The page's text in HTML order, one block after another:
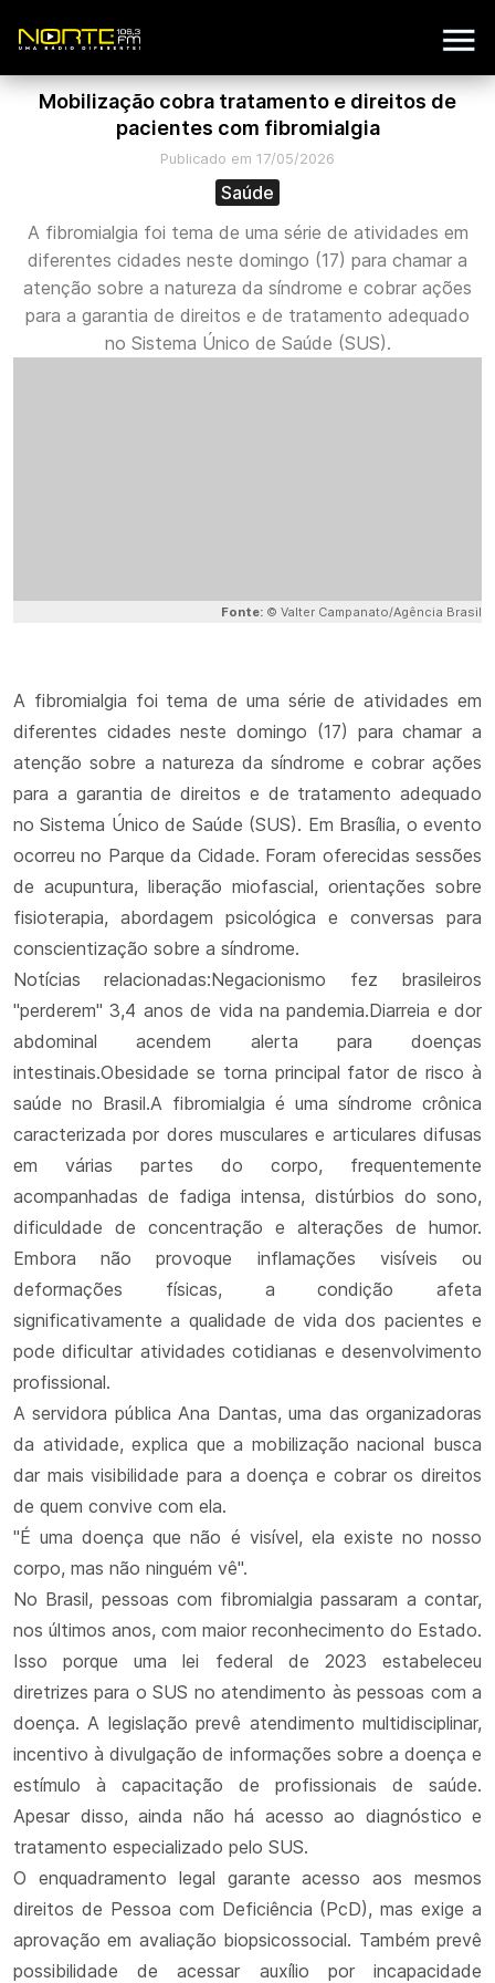
Mobilização cobra tratamento e direitos de
pacientes com fibromialgia
Publicado em 17/05/2026
Saúde
A fibromialgia foi tema de uma série de atividades em
diferentes cidades neste domingo (17) para chamar a
atenção sobre a natureza da síndrome e cobrar ações
para a garantia de direitos e de tratamento adequado
no Sistema Único de Saúde (SUS).
Fonte: © Valter Campanato/Agência Brasil
A fibromialgia foi tema de uma série de atividades em
diferentes cidades neste domingo (17) para chamar a
atenção sobre a natureza da síndrome e cobrar ações
para a garantia de direitos e de tratamento adequado
no Sistema Único de Saúde (SUS). Em Brasília, o evento
ocorreu no Parque da Cidade. Foram oferecidas sessões
de acupuntura, liberação miofascial, orientações sobre
fisioterapia, abordagem psicológica e conversas para
conscientização sobre a síndrome.
Notícias relacionadas:Negacionismo fez brasileiros
"perderem" 3,4 anos de vida na pandemia.Diarreia e dor
abdominal acendem alerta para doenças
intestinais.Obesidade se torna principal fator de risco à
saúde no Brasil.A fibromialgia é uma síndrome crônica
caracterizada por dores musculares e articulares difusas
em várias partes do corpo, frequentemente
acompanhadas de fadiga intensa, distúrbios do sono,
dificuldade de concentração e alterações de humor.
Embora não provoque inflamações visíveis ou
deformações físicas, a condição afeta
significativamente a qualidade de vida dos pacientes e
pode dificultar atividades cotidianas e desenvolvimento
profissional.
A servidora pública Ana Dantas, uma das organizadoras
da atividade, explica que a mobilização nacional busca
dar mais visibilidade para a doença e cobrar os direitos
de quem convive com ela.
"É uma doença que não é visível, ela existe no nosso
corpo, mas não ninguém vê".
No Brasil, pessoas com fibromialgia passaram a contar,
nos últimos anos, com maior reconhecimento do Estado.
Isso porque uma lei federal de 2023 estabeleceu
diretrizes para o SUS no atendimento às pessoas com a
doença. A legislação prevê atendimento multidisciplinar,
incentivo à divulgação de informações sobre a doença e
estímulo à capacitação de profissionais de saúde.
Apesar disso, ainda não há acesso ao diagnóstico e
tratamento especializado pelo SUS.
O enquadramento legal garante acesso aos mesmos
direitos de Pessoa com Deficiência (PcD), mas exige a
aprovação em avaliação biopsicossocial. Também prevê
possibilidade de acessar auxílio por incapacidade